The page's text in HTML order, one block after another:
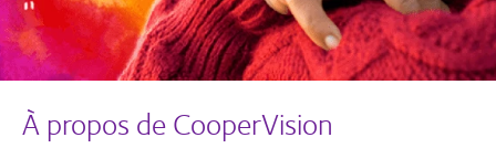
À propos de CooperVision